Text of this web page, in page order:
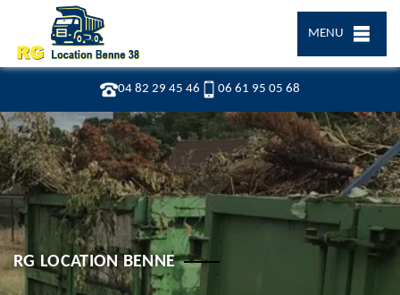
04 82 29 45 46 06 61 95 05 68
MENU
RG LOCATION BENNE